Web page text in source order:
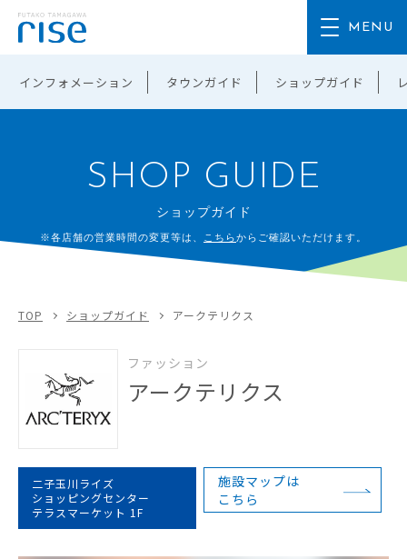
インフォメーション タウンガイド ショップガイド
SHOP GUIDE
ショップガイド
※各店舗の営業時間の変更等は、 こちらからご確認いただけます。
TOP ショップガイド アークテリクス
ファッション
アークテリクス
二子玉川ライズ
ショッピングセンター
テラスマーケット 1F
施設マップは
こちら